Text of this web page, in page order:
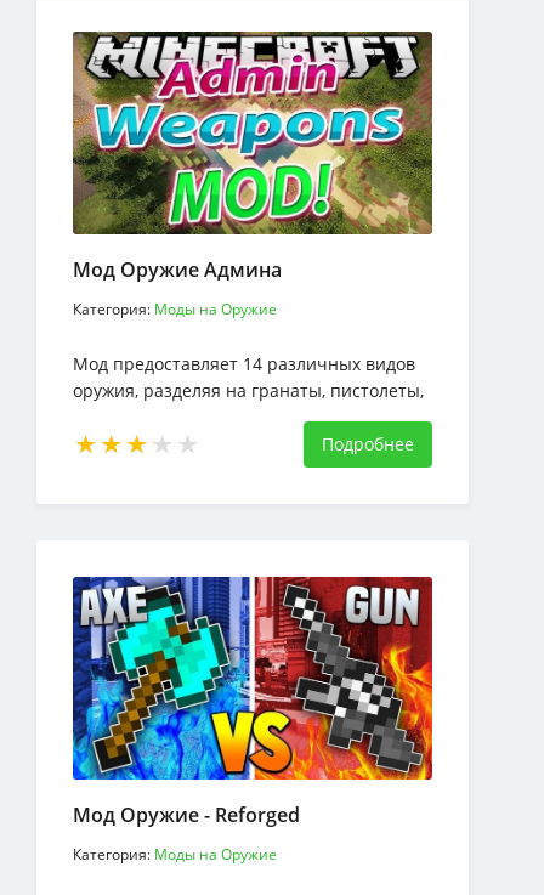
Мод Оружие Админа
Категория: Моды на Оружие
Мод предоставляет 14 различных видов
оружия, разделяя на гранаты, пистолеты,
Подробнее
Мод Оружие - Reforged
Категория: Моды на Оружие